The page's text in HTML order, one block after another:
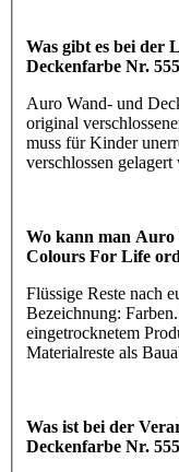
Was gibt es bei der
Deckenfarbe Nr.
Auro Wand- und
original
muss für Kinder
verschlossen gelagert
Wo kann man Auro
Colours For Life
Flüssige Reste nach
Bezeichnung:
eingetrocknetem
Materialreste als
Was ist bei der
Deckenfarbe Nr.